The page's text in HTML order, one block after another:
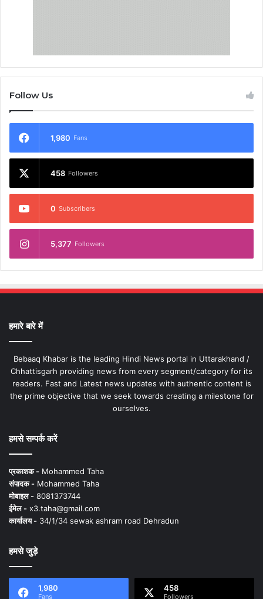
Follow Us
1,980 Fans
458 Followers
0 Subscribers
5,377 Followers
हमारे बारे में
Bebaaq Khabar is the leading Hindi News portal in Uttarakhand /
Chhattisgarh providing news from every segment/category for its
readers. Fast and Latest news updates with authentic content is
the prime objective that we seek towards creating a milestone for
ourselves.
हमसे सम्पर्क करें
प्रकाशक - Mohammed Taha
संपादक - Mohammed Taha
मोबाइल - 8081373744
ईमेल - x3.taha@gmail.com
कार्यालय - 34/1/34 sewak ashram road Dehradun
हमसे जुड़े
1,980
Fans
458
Followers